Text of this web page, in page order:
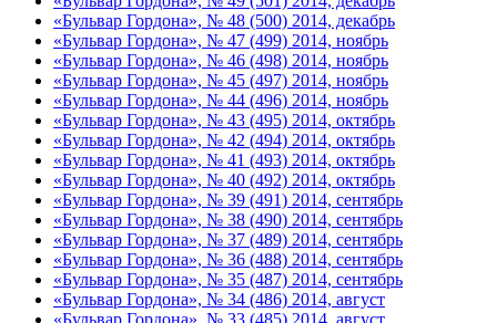
«Бульвар Гордона», № 48 (500) 2014, декабрь
«Бульвар Гордона», № 47 (499) 2014, ноябрь
«Бульвар Гордона», № 46 (498) 2014, ноябрь
«Бульвар Гордона», № 45 (497) 2014, ноябрь
«Бульвар Гордона», № 44 (496) 2014, ноябрь
«Бульвар Гордона», № 43 (495) 2014, октябрь
«Бульвар Гордона», № 42 (494) 2014, октябрь
«Бульвар Гордона», № 41 (493) 2014, октябрь
«Бульвар Гордона», № 40 (492) 2014, октябрь
«Бульвар Гордона», № 39 (491) 2014, сентябрь
«Бульвар Гордона», № 38 (490) 2014, сентябрь
«Бульвар Гордона», № 37 (489) 2014, сентябрь
«Бульвар Гордона», № 36 (488) 2014, сентябрь
«Бульвар Гордона», № 35 (487) 2014, сентябрь
«Бульвар Гордона», № 34 (486) 2014, август
«Бульвар Гордона», № 33 (485) 2014, август